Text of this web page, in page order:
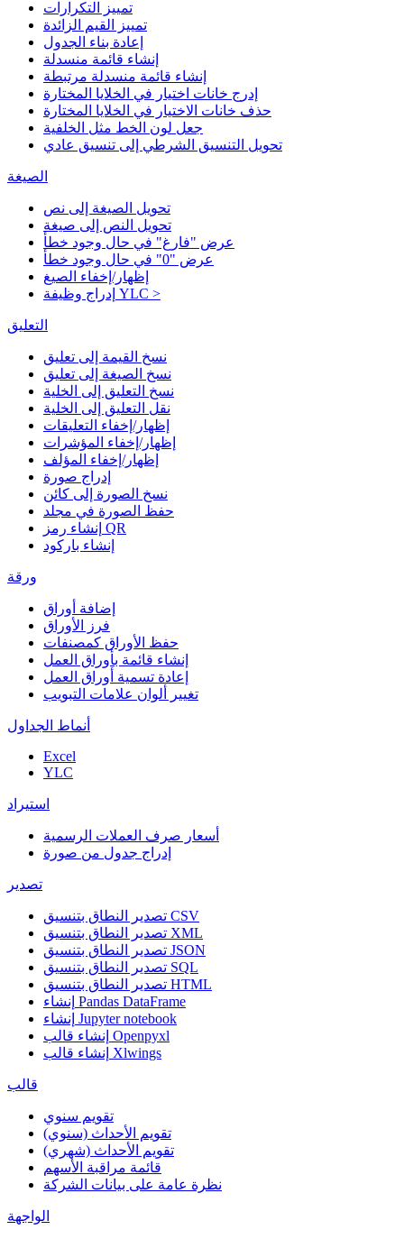
تمييز التكرارات
تمييز القيم الزائدة
إعادة بناء الجدول
إنشاء قائمة منسدلة
إنشاء قائمة منسدلة مرتبطة
إدرج خانات اختيار في الخلايا المختارة
حذف خانات الاختيار في الخلايا المختارة
جعل لون الخط مثل الخلفية
تحويل التنسيق الشرطي إلى تنسيق عادي
الصيغة
تحويل الصيغة إلى نص
تحويل النص إلى صيغة
عرض "فارغ" في حال وجود خطأ
عرض "0" في حال وجود خطأ
إظهار/إخفاء الصيغ
إدراج وظيفة YLC >
التعليق
نسخ القيمة إلى تعليق
نسخ الصيغة إلى تعليق
نسخ التعليق إلى الخلية
نقل التعليق إلى الخلية
إظهار/إخفاء التعليقات
إظهار/إخفاء المؤشرات
إظهار/إخفاء المؤلف
إدراج صورة
نسخ الصورة إلى كائن
حفظ الصورة في مجلد
إنشاء رمز QR
إنشاء باركود
ورقة
إضافة أوراق
فرز الأوراق
حفظ الأوراق كمصنفات
إنشاء قائمة بأوراق العمل
إعادة تسمية أوراق العمل
تغيير ألوان علامات التبويب
أنماط الجداول
Excel
YLC
استيراد
أسعار صرف العملات الرسمية
إدراج جدول من صورة
تصدير
تصدير النطاق بتنسيق CSV
تصدير النطاق بتنسيق XML
تصدير النطاق بتنسيق JSON
تصدير النطاق بتنسيق SQL
تصدير النطاق بتنسيق HTML
إنشاء Pandas DataFrame
إنشاء Jupyter notebook
إنشاء قالب Openpyxl
إنشاء قالب Xlwings
قالب
تقويم سنوي
تقويم الأحداث (سنوي)
تقويم الأحداث (شهري)
قائمة مراقبة الأسهم
نظرة عامة على بيانات الشركة
الواجهة